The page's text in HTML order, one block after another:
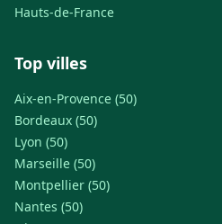
Hauts-de-France
Top villes
Aix-en-Provence (50)
Bordeaux (50)
Lyon (50)
Marseille (50)
Montpellier (50)
Nantes (50)